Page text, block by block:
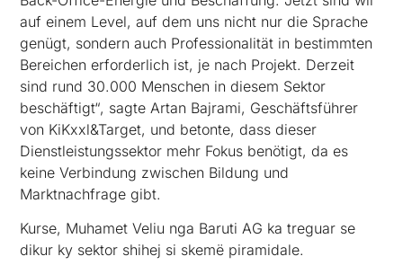
auf einem Level, auf dem uns nicht nur die Sprache
genügt, sondern auch Professionalität in bestimmten
Bereichen erforderlich ist, je nach Projekt. Derzeit
sind rund 30.000 Menschen in diesem Sektor
beschäftigt“, sagte Artan Bajrami, Geschäftsführer
von KiKxxl&Target, und betonte, dass dieser
Dienstleistungssektor mehr Fokus benötigt, da es
keine Verbindung zwischen Bildung und
Marktnachfrage gibt.
Kurse, Muhamet Veliu nga Baruti AG ka treguar se
dikur ky sektor shihej si skemë piramidale.